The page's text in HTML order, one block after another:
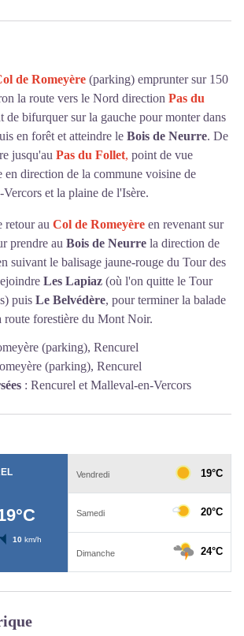
de Romeyère (parking) emprunter sur 150
la route vers le Nord direction Pas du
de bifurquer sur la gauche pour monter dans
en forêt et atteindre le Bois de Neurre. De
jusqu'au Pas du Follet, point de vue
en direction de la commune voisine de
et la plaine de l'Isère.
retour au Col de Romeyère en revenant sur
prendre au Bois de Neurre la direction de
suivant le balisage jaune-rouge du Tour des
Les Lapiaz (où l'on quitte le Tour
puis Le Belvédère, pour terminer la balade
route forestière du Mont Noir.
(parking), Rencurel
(parking), Rencurel
: Rencurel et Malleval-en-Vercors